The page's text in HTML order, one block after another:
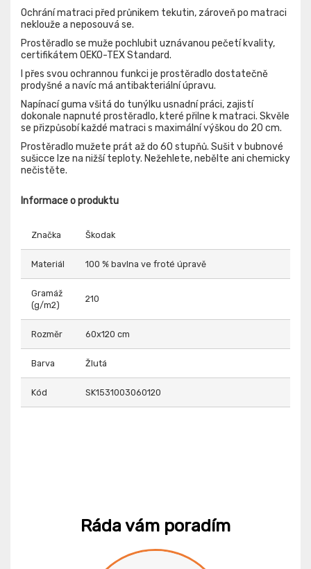
Ochrání matraci před průnikem tekutin, zároveň po matraci
neklouže a neposouvá se.
Prostěradlo se muže pochlubit uznávanou pečetí kvality,
certifikátem OEKO-TEX Standard.
I přes svou ochrannou funkci je prostěradlo dostatečně
prodyšné a navíc má antibakteriální úpravu.
Napínací guma všitá do tunýlku usnadní práci, zajistí
dokonale napnuté prostěradlo, které přilne k matraci. Skvěle
se přizpůsobí každé matraci s maximální výškou do 20 cm.
Prostěradlo mužete prát až do 60 stupňů. Sušit v bubnové
sušicce lze na nižší teploty. Nežehlete, nebělte ani chemicky
nečistěte.
Informace o produktu
Značka Škodak
Materiál 100 % bavlna ve froté úpravě
Gramáž
(g/m2)
210
Rozměr 60x120 cm
Barva Žlutá
Kód SK1531003060120
Ráda vám poradím